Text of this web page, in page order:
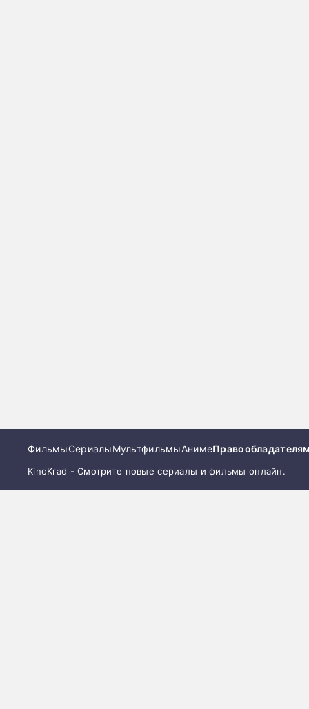
ФильмыСериалыМультфильмыАниме
KinoKrad - Смотрите новые сериалы и фильмы онлайн.